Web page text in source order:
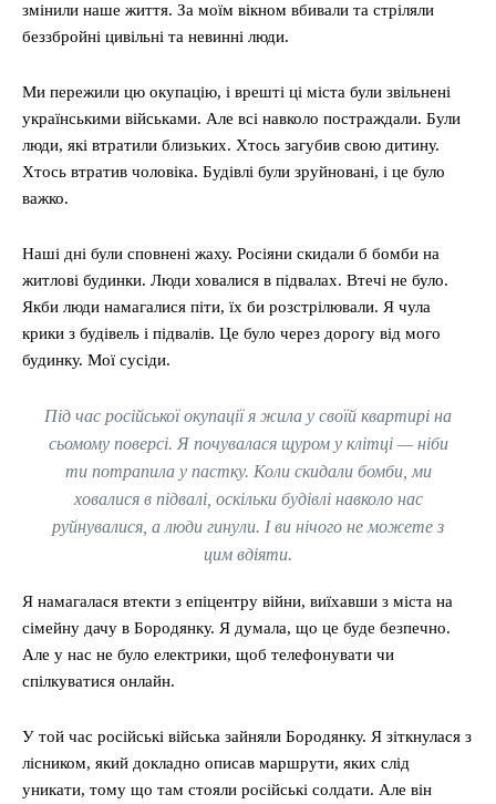
змінили наше життя. За моїм вікном вбивали та стріляли
беззбройні цивільні та невинні люди.
Ми пережили цю окупацію, і врешті ці міста були звільнені
українськими військами. Але всі навколо постраждали. Були
люди, які втратили близьких. Хтось загубив свою дитину.
Хтось втратив чоловіка. Будівлі були зруйновані, і це було
важко.
Наші дні були сповнені жаху. Росіяни скидали б бомби на
житлові будинки. Люди ховалися в підвалах. Втечі не було.
Якби люди намагалися піти, їх би розстрілювали. Я чула
крики з будівель і підвалів. Це було через дорогу від мого
будинку. Мої сусіди.
Під час російської окупації я жила у своїй квартирі на
сьомому поверсі. Я почувалася щуром у клітці — ніби
ти потрапила у пастку. Коли скидали бомби, ми
ховалися в підвалі, оскільки будівлі навколо нас
руйнувалися, а люди гинули. І ви нічого не можете з
цим вдіяти.
Я намагалася втекти з епіцентру війни, виїхавши з міста на
сімейну дачу в Бородянку. Я думала, що це буде безпечно.
Але у нас не було електрики, щоб телефонувати чи
спілкуватися онлайн.
У той час російські війська зайняли Бородянку. Я зіткнулася з
лісником, який докладно описав маршрути, яких слід
уникати, тому що там стояли російські солдати. Але він